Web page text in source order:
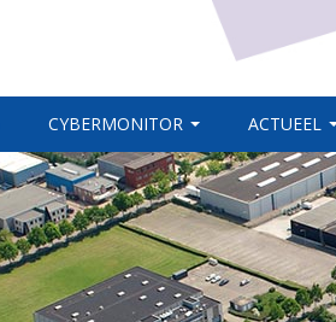
CYBERMONITOR ACTUEEL